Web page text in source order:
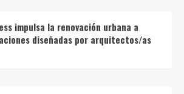
impulsa la renovación urbana a
diseñadas por arquitectos/as